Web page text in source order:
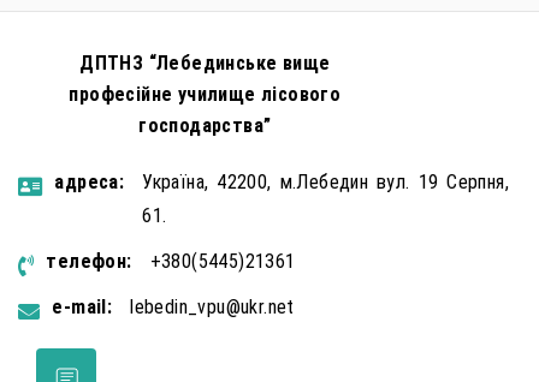
ДПТНЗ “Лебединське вище
професійне училище лісового
господарства”
aдресa:
Україна, 42200, м.Лебедин вул. 19 Серпня,
61.
телефон:
+380(5445)21361
e-mail:
lebedin_vpu@ukr.net